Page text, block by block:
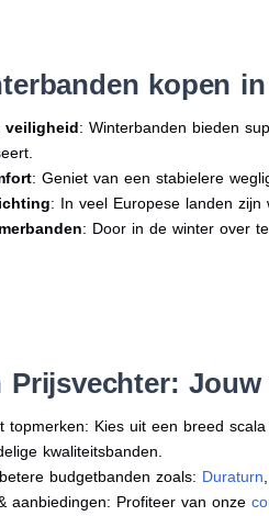
kopen
veiligheid: Winterbanden bieden
: Geniet van een stabielere
: In veel Europese landen zijn
: Door in de winter over
Prijsvechter:
topmerken: Kies uit een breed
kwaliteitsbanden.
budgetbanden zoals: Duraturn
aanbiedingen: Profiteer van onze